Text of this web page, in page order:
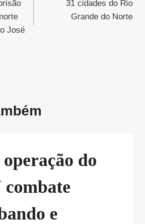
José
31 cidades do Rio
Grande do Norte
do
e